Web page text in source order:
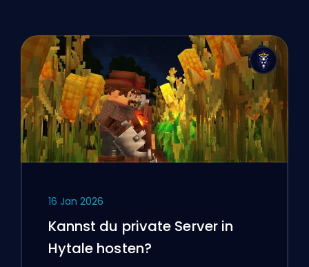
16 Jan 2026
Kannst du private Server in
Hytale hosten?